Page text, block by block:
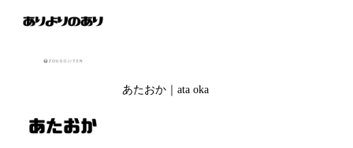
あたおか｜ata oka